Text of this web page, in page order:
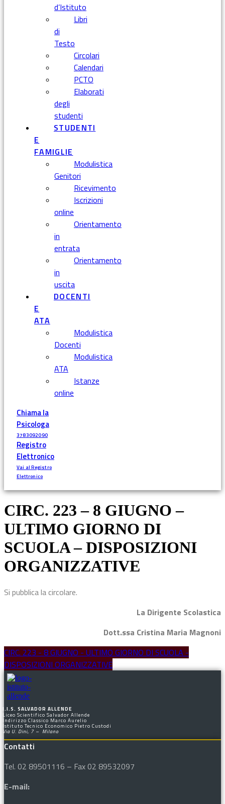
d’Istituto
Libri
di
Testo
Circolari
Calendari
PCTO
Elaborati
degli
studenti
STUDENTI
E
FAMIGLIE
Modulistica
Genitori
Ricevimento
Iscrizioni
online
Orientamento
in
entrata
Orientamento
in
uscita
DOCENTI
E
ATA
Modulistica
Docenti
Modulistica
ATA
Istanze
online
Chiama la
Psicologa
3783092090
Registro
Elettronico
Vai al Registro
Elettronico
CIRC. 223 – 8 GIUGNO –
ULTIMO GIORNO DI
SCUOLA – DISPOSIZIONI
ORGANIZZATIVE
Si pubblica la circolare.
La Dirigente Scolastica
Dott.ssa Cristina Maria Magnoni
CIRC. 223 - 8 GIUGNO - ULTIMO GIORNO DI SCUOLA -
DISPOSIZIONI ORGANIZZATIVE
I.I.S. SALVADOR ALLENDE
Liceo Scientifico Salvador Allende
Indirizzo Classico Marco Aurelio
Istituto Tecnico Economico Pietro Custodi
Via U. Dini, 7 – Milano
Contatti
Tel. 02 89501116 – Fax 02 89532097
E-mail: